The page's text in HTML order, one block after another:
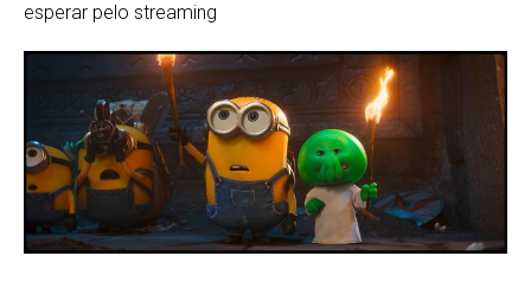
esperar pelo streaming